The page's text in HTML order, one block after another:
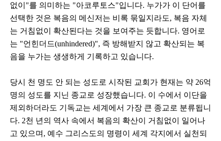
없이"를 의미하는 "아코루토스"입니다. 누가가 이 단어를
선택한 것은 복음의 메신저는 비록 묶일지라도, 복음 자체
는 거침없이 확산된다는 것을 보여주는 듯합니다. 영어로
는 "언힌더드(unhindered)", 즉 방해받지 않고 확산되는 복
음을 누가는 생생하게 기록하고 있습니다.
당시 천 명도 안 되는 성도로 시작된 교회가 현재는 약 26억
명의 성도를 지닌 종교로 성장했습니다. 이 수에서 이단을
제외하더라도 기독교는 세계에서 가장 큰 종교로 분류됩니
다. 2천 년의 역사 속에서 복음의 확산이 거침없이 일어나
고 있으며, 예수 그리스도의 명령이 세계 각지에서 실천되